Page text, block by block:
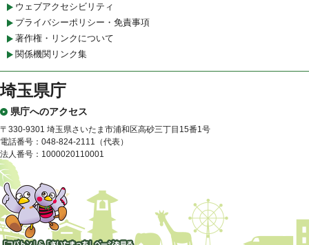
ウェブアクセシビリティ
プライバシーポリシー・免責事項
著作権・リンクについて
関係機関リンク集
埼玉県庁
県庁へのアクセス
〒330-9301 埼玉県さいたま市浦和区高砂三丁目15番1号
電話番号：048-824-2111（代表）
法人番号：1000020110001